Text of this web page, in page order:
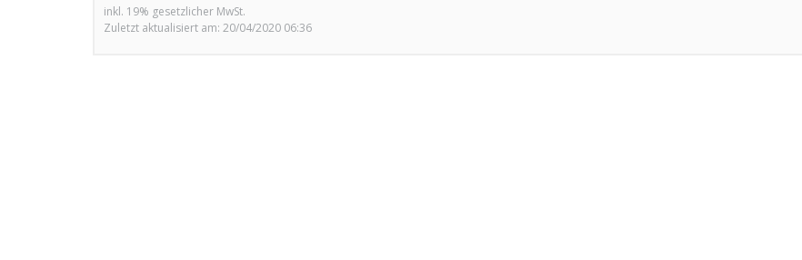
inkl. 19% gesetzlicher MwSt.
Zuletzt aktualisiert am: 20/04/2020 06:36